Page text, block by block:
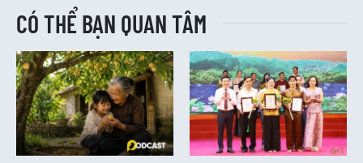
CÓ THỂ BẠN QUAN TÂM